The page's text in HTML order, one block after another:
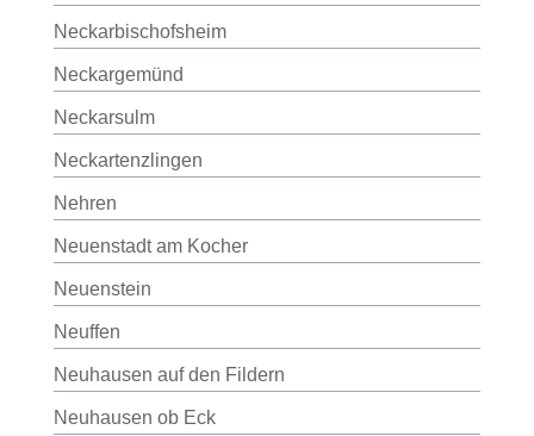
Neckarbischofsheim
Neckargemünd
Neckarsulm
Neckartenzlingen
Nehren
Neuenstadt am Kocher
Neuenstein
Neuffen
Neuhausen auf den Fildern
Neuhausen ob Eck